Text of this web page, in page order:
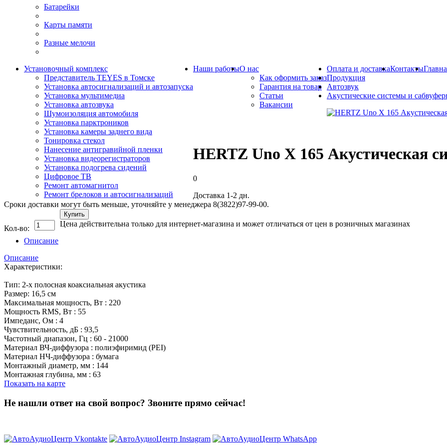
Батарейки
Карты памяти
Разные мелочи
Установочный комплекс
Представитель TEYES в Томске
Установка автосигнализаций и автозапуска
Установка мультимедиа
Установка автозвука
Шумоизоляция автомобиля
Установка парктроников
Установка камеры заднего вида
Тонировка стекол
Нанесение антигравийной пленки
Установка видеорегистраторов
Установка подогрева сидений
Цифровое ТВ
Ремонт автомагнитол
Ремонт брелоков и автосигнализаций
Наши работыО нас
Как оформить заказ
Гарантия на товар
Статьи
Вакансии
Оплата и доставкаКонтакты
Продукция
Автозвук
Акустические системы и
HERTZ Uno X 165 Акустическая
0
Доставка 1-2 дн.
Сроки доставки могут быть меньше, уточняйте у менеджера 8(3822)97-99-00.
Кол-во:
Купить
Цена действительна только для интернет-магазина и может отличаться от цен в розничных магазинах
Описание
Описание
Характеристики:
Тип: 2-х полосная коаксиальная акустика
Размер: 16,5 см
Максимальная мощность, Вт : 220
Мощность RMS, Вт : 55
Импеданс, Ом : 4
Чувствительность, дБ : 93,5
Частотный диапазон, Гц : 60 - 21000
Материал ВЧ-диффузора : полиэфиримид (PEI)
Материал НЧ-диффузора : бумага
Монтажный диаметр, мм : 144
Монтажная глубина, мм : 63
Показать на карте
Не нашли ответ на свой вопрос? Звоните прямо сейчас!